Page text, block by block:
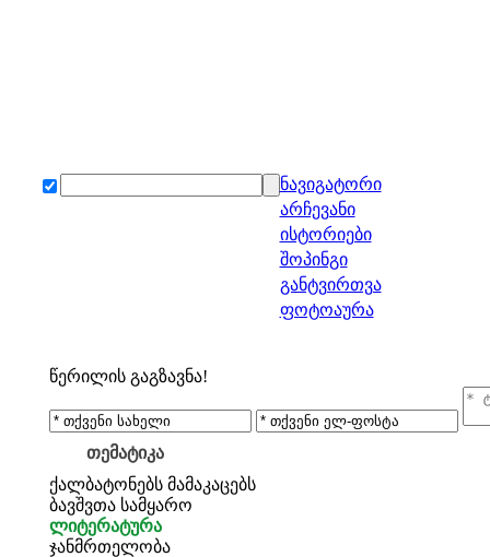
ნავიგატორი
არჩევანი
ისტორიები
შოპინგი
განტვირთვა
ფოტოაურა
წერილის გაგზავნა!
თემატიკა
ქალბატონებს მამაკაცებს
ბავშვთა სამყარო
ლიტერატურა
ჯანმრთელობა